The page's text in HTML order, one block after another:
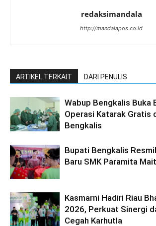
redaksimandala
http://mandalapos.co.id
ARTIKEL TERKAIT DARI PENULIS
Wabup Bengkalis Buka
Operasi Katarak Gratis
Bengkalis
Bupati Bengkalis
Baru SMK Paramita
Kasmarni Hadiri Riau
2026, Perkuat Sinergi
Cegah Karhutla